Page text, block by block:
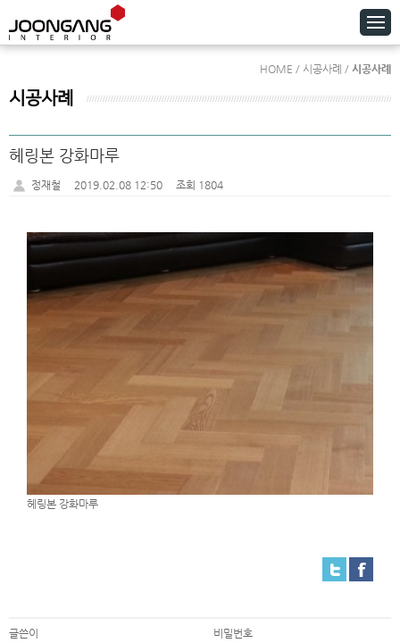
HOME / 시공사례 / 시공사례
시공사례
헤링본 강화마루
정재철 2019.02.08 12:50 조회 1804
헤링본 강화마루
글쓴이 비밀번호